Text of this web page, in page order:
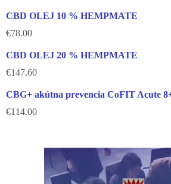
CBD OLEJ 10 % HEMPMATE
€78.00
CBD OLEJ 20 % HEMPMATE
€147.60
CBG+ akútna prevencia CoFIT Acute
€114.00